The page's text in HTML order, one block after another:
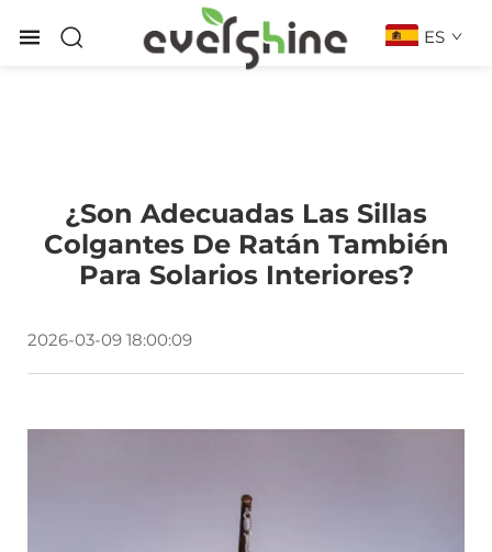
ES
¿Son Adecuadas Las Sillas
Colgantes De Ratán También
Para Solarios Interiores?
2026-03-09 18:00:09